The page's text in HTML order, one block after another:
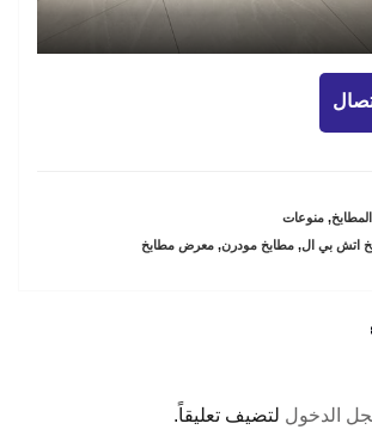
المطابخ,منوعات
اتش بي ال,مطابخ مودرن,معرض مطابخ
الدخول لتضيف تعليقاً.